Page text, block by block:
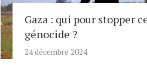
Gaza : qui pour stopper
génocide ?
24 décembre 2024